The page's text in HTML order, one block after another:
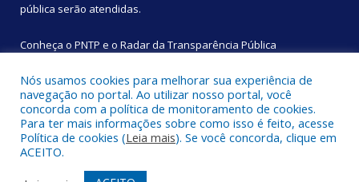
pública serão atendidas.
Conheça o PNTP e o Radar da Transparência Pública
Todos os direitos reservados a Câmara Municipal de São
Sebastião da Boa Vista.
Nós usamos cookies para melhorar sua experiência de
navegação no portal. Ao utilizar nosso portal, você
concorda com a política de monitoramento de cookies.
Para ter mais informações sobre como isso é feito, acesse
Política de cookies (Leia mais). Se você concorda, clique em
ACEITO.